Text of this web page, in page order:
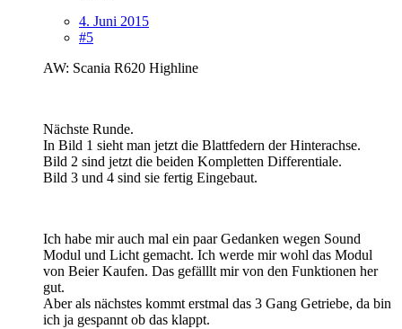
4. Juni 2015
#5
AW: Scania R620 Highline
Nächste Runde.
In Bild 1 sieht man jetzt die Blattfedern der Hinterachse.
Bild 2 sind jetzt die beiden Kompletten Differentiale.
Bild 3 und 4 sind sie fertig Eingebaut.
Ich habe mir auch mal ein paar Gedanken wegen Sound
Modul und Licht gemacht. Ich werde mir wohl das Modul
von Beier Kaufen. Das gefälllt mir von den Funktionen her
gut.
Aber als nächstes kommt erstmal das 3 Gang Getriebe, da bin
ich ja gespannt ob das klappt.